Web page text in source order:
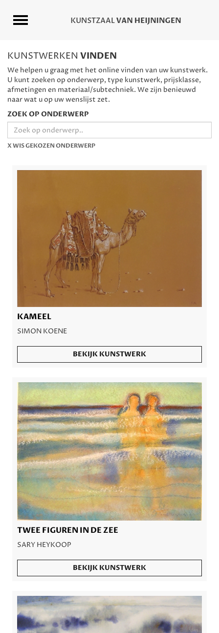
KUNSTWERKEN VINDEN
We helpen u graag met het online vinden van uw kunstwerk.
U kunt zoeken op onderwerp, type kunstwerk, prijsklasse,
afmetingen en materiaal/subtechniek. We zijn benieuwd
naar wat u op uw wenslijst zet.
ZOEK OP ONDERWERP
X WIS GEKOZEN ONDERWERP
KAMEEL
SIMON KOENE
BEKIJK KUNSTWERK
TWEE FIGUREN IN DE ZEE
SARY HEYKOOP
BEKIJK KUNSTWERK